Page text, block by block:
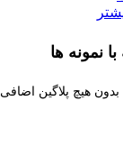
نمونه ها
هیچ پلاگین اضافی.